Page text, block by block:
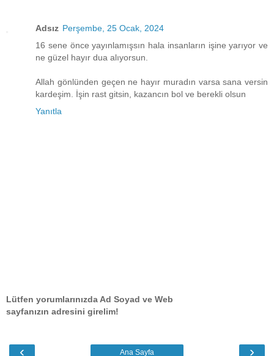
Adsız Perşembe, 25 Ocak, 2024
16 sene önce yayınlamışsın hala insanların işine yarıyor ve
ne güzel hayır dua alıyorsun.
Allah gönlünden geçen ne hayır muradın varsa sana versin
kardeşim. İşin rast gitsin, kazancın bol ve berekli olsun
Yanıtla
Lütfen yorumlarınızda Ad Soyad ve Web
sayfanızın adresini girelim!
‹ ›
Ana Sayfa